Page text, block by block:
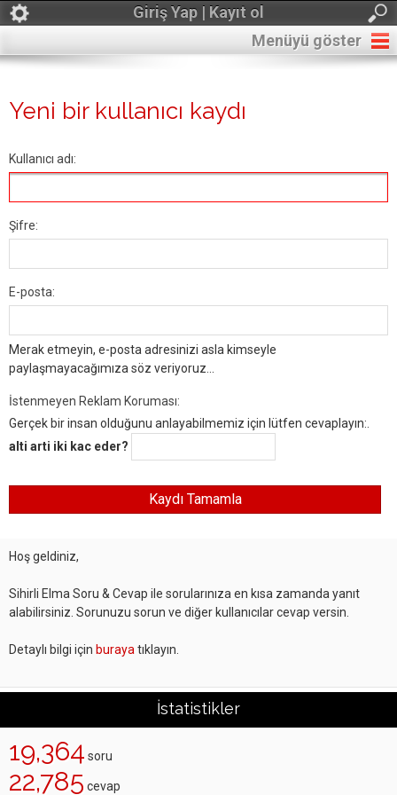
Giriş Yap | Kayıt ol
Menüyü göster
Yeni bir kullanıcı kaydı
Kullanıcı adı:
Şifre:
E-posta:
Merak etmeyin, e-posta adresinizi asla kimseyle
paylaşmayacağımıza söz veriyoruz...
İstenmeyen Reklam Koruması:
Gerçek bir insan olduğunu anlayabilmemiz için lütfen cevaplayın:.
alti arti iki kac eder?
Hoş geldiniz,
Sihirli Elma Soru & Cevap ile sorularınıza en kısa zamanda yanıt
alabilirsiniz. Sorunuzu sorun ve diğer kullanıcılar cevap versin.
Detaylı bilgi için buraya tıklayın.
İstatistikler
19,364 soru
22,785 cevap